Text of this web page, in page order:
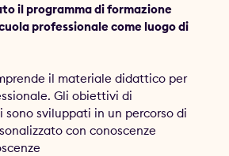
il programma di formazione
professionale come luogo di
il materiale didattico per
Gli obiettivi di
sviluppati in un percorso di
con conoscenze